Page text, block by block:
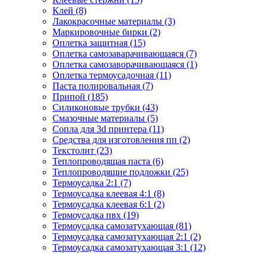
Клей (8)
Лакокрасочные материалы (3)
Маркировочные бирки (2)
Оплетка защитная (15)
Оплетка самозаварачивающаяся (7)
Оплетка самозаворачивающаяся (1)
Оплетка термоусадочная (11)
Паста полировальная (7)
Припой (185)
Силиконовые трубки (43)
Смазочные материалы (5)
Сопла для 3d принтера (11)
Средства для изготовления пп (2)
Текстолит (23)
Теплопроводящая паста (6)
Теплопроводящие подложки (25)
Термоусадка 2:1 (7)
Термоусадка клеевая 4:1 (8)
Термоусадка клеевая 6:1 (2)
Термоусадка пвх (19)
Термоусадка самозатухающая (81)
Термоусадка самозатухающая 2:1 (2)
Термоусадка самозатухающая 3:1 (12)